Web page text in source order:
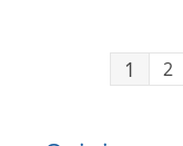
1 2